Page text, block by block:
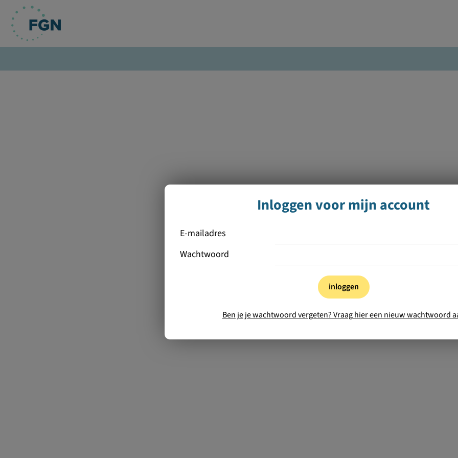
Inloggen voor mijn account
E-mailadres
Wachtwoord
inloggen
Ben je je wachtwoord vergeten? Vraag hier een nieuw wachtwoord